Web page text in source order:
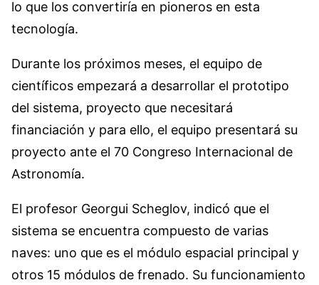
lo que los convertiría en pioneros en esta
tecnología.
Durante los próximos meses, el equipo de
científicos empezará a desarrollar el prototipo
del sistema, proyecto que necesitará
financiación y para ello, el equipo presentará su
proyecto ante el 70 Congreso Internacional de
Astronomía.
El profesor Georgui Scheglov, indicó que el
sistema se encuentra compuesto de varias
naves: uno que es el módulo espacial principal y
otros 15 módulos de frenado. Su funcionamiento